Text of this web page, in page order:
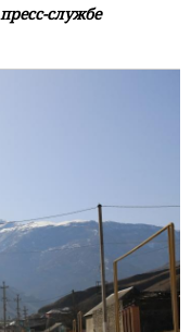
службе